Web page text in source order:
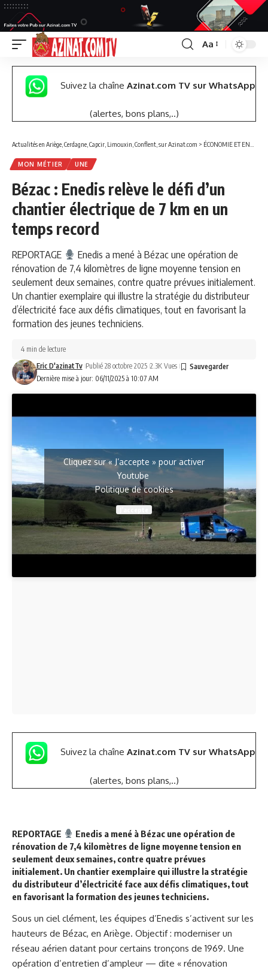
Font
Resizer
Aa
Suivez la chaîne Azinat.com TV sur WhatsApp
(alertes, bons plans,..)
Actualités en Ariège, Cerdagne, Capcir, Limouxin, Conflent, sur Azinat.com > ÉCONOMIE ET ENTREPRISES
MON MÉTIER UNE
Bézac : Enedis relève le défi d’un
chantier électrique de 7 km en un
temps record
REPORTAGE
Enedis a mené à Bézac une opération de
rénovation de 7,4 kilomètres de ligne moyenne tension en
seulement deux semaines, contre quatre prévues initialement.
Un chantier exemplaire qui illustre la stratégie du distributeur
d’électricité face aux défis climatiques, tout en favorisant la
formation des jeunes techniciens.
Dernière mise à jour: 06/11/2025 à 10:07 AM
Eric D'azinatTv Publié 28 octobre 2025 2.3K Vues
4 min de lecture
Cliquez sur « J’accepte » pour activer
Youtube
Politique de cookies
Suivez la chaîne Azinat.com TV sur WhatsApp
(alertes, bons plans,..)
REPORTAGE
Enedis a mené à Bézac une opération de
rénovation de 7,4 kilomètres de ligne moyenne tension en
seulement deux semaines, contre quatre prévues
initialement. Un chantier exemplaire qui illustre la stratégie
du distributeur d’électricité face aux défis climatiques, tout
en favorisant la formation des jeunes techniciens.
Sous un ciel clément, les équipes d’Enedis s’activent sur les
hauteurs de Bézac, en Ariège. Objectif : moderniser un
réseau aérien datant pour certains tronçons de 1969. Une
opération d’entretien d’ampleur — dite « rénovation